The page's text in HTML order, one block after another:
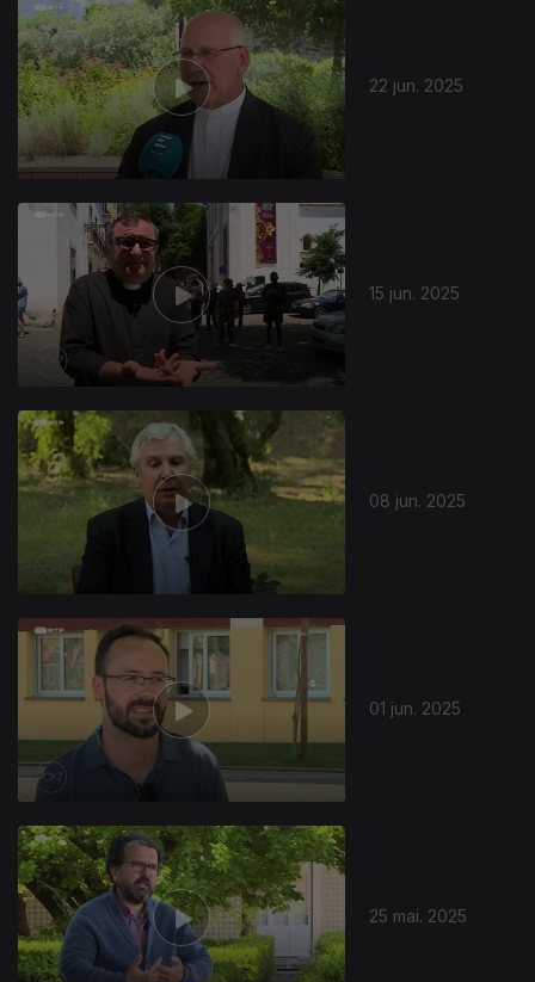
22 jun. 2025
15 jun. 2025
857449
08 jun. 2025
01 jun. 2025
25 mai. 2025